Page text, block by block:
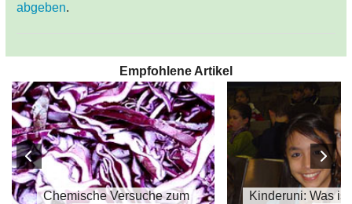
abgeben.
Empfohlene Artikel
Chemische Versuche zum
Kinderuni: Was